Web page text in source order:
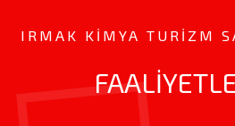
IRMAK KIMYA TURIZM